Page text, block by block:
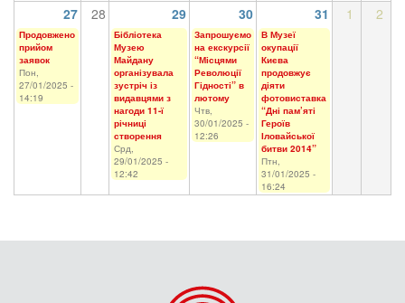
27 28 29 30 31 1 2
Продовжено
прийом
заявок
Пон,
27/01/2025 -
14:19
Бібліотека
Музею
Майдану
організувала
зустріч із
видавцями з
нагоди 11-ї
річниці
створення
Срд,
29/01/2025 -
12:42
Запрошуємо
на екскурсії
“Місцями
Революції
Гідності” в
лютому
Чтв,
30/01/2025 -
12:26
В Музеї
окупації
Києва
продовжує
діяти
фотовиставка
“Дні пам’яті
Героїв
Іловайської
битви 2014”
Птн,
31/01/2025 -
16:24